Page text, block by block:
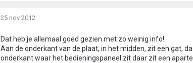
25 nov 2012
Dat heb je allemaal goed gezien met zo weinig info!
Aan de onderkant van de plaat, in het midden, zit een gat,
onderkant waar het bedieningspaneel zit daar zit een